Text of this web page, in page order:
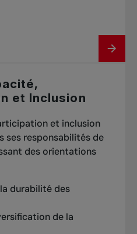
et Inclusion
et inclusion
ses responsabilités de
des orientations
durabilité des
de la